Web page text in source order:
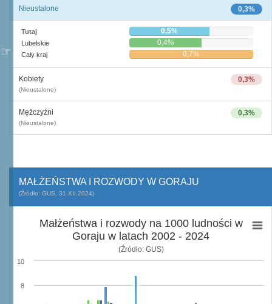
0,3%
Nieustalone
Tutaj 0,5%
Lubelskie 0,4%
Cały kraj 0,7%
0,3%
Kobiety
(Nieustalone)
0,3%
Mężczyźni
(Nieustalone)
MAŁŻEŃSTWA I ROZWODY W GORAJU
(Źródło: GUS, 31.XII.2024)
Małżeństwa i rozwody na 1000 ludności w
Goraju w latach 2002 - 2024
(Źródło: GUS)
8
10